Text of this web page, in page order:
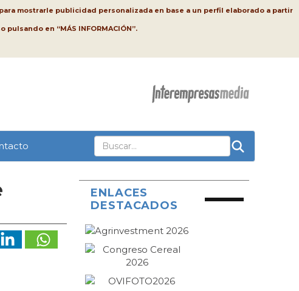
mostrarle publicidad personalizada en base a un perfil elaborado a partir
en “MÁS INFORMACIÓN”.
ENLACES
DESTACADOS